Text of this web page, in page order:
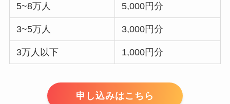
5~8万人 5,000円分
3~5万人 3,000円分
3万人以下 1,000円分
申し込みはこちら